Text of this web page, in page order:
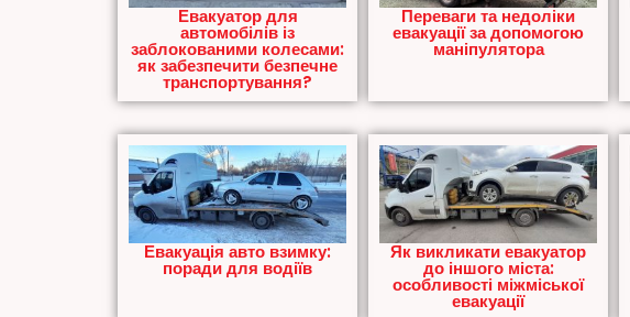
Евакуатор для
автомобілів із
заблокованими колесами:
як забезпечити безпечне
транспортування?
Переваги та недоліки
евакуації за допомогою
маніпулятора
Евакуація авто взимку:
поради для водіїв
Як викликати евакуатор
до іншого міста:
особливості міжміської
евакуації